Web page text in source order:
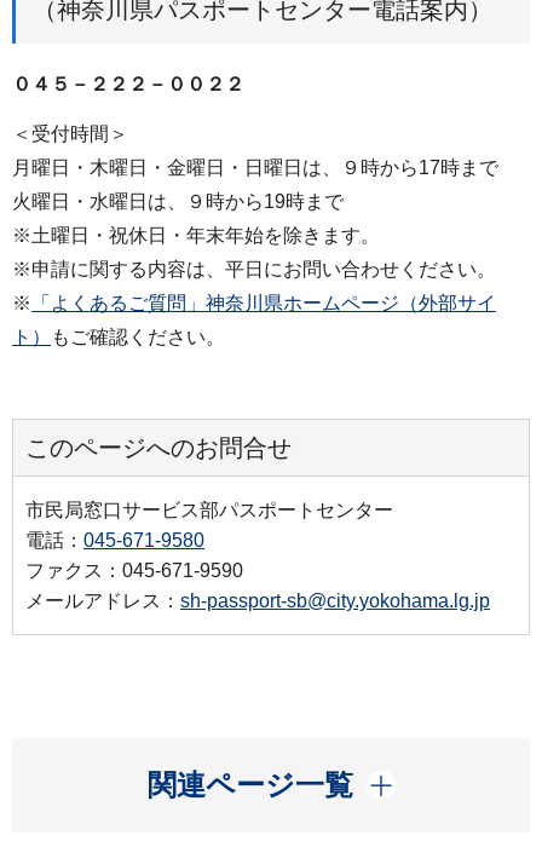
（神奈川県パスポートセンター電話案内）
０４５－２２２－００２２
＜受付時間＞
月曜日・木曜日・金曜日・日曜日は、９時から17時まで
火曜日・水曜日は、９時から19時まで
※土曜日・祝休日・年末年始を除きます。
※申請に関する内容は、平日にお問い合わせください。
※
「よくあるご質問」神奈川県ホームページ（外部サイ
ト）
もご確認ください。
このページへのお問合せ
市民局窓口サービス部パスポートセンター
電話： 045-671-9580
ファクス：045-671-9590
メールアドレス： sh-passport-sb@city.yokohama.lg.jp
関連ページ一覧
開く